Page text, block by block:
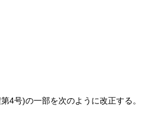
4号)の一部を次のように改正する。